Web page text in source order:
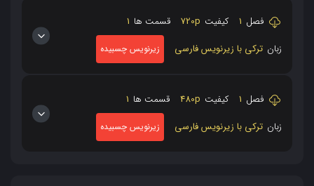
فصل 1 کیفیت 720p قسمت ها 1
زبان ترکی با زیرنویس فارسی زیرنویس چسبیده
فصل 1 کیفیت 480p قسمت ها 1
زبان ترکی با زیرنویس فارسی زیرنویس چسبیده